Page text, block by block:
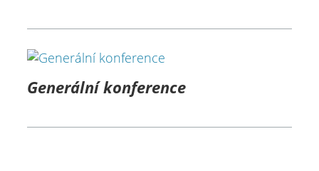
Generální konference